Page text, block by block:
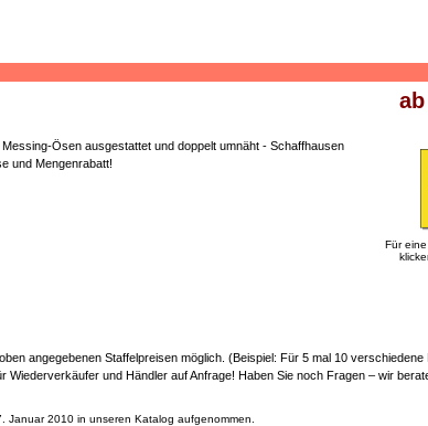
Für
Ösen ausgestattet und doppelt umnäht - Schaffhausen
und Mengenrabatt!
angegebenen Staffelpreisen möglich. (Beispiel: Für 5 mal 10 verschiedene
und Händler auf Anfrage! Haben Sie noch Fragen – wir
Januar 2010 in unseren Katalog aufgenommen.